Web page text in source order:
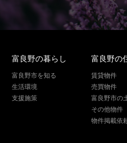
富良野の暮らし
富良野市を知る
生活環境
支援施策
富良野の
賃貸物件
売買物件
富良野市の
その他物件
物件掲載依